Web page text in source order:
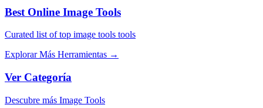
Best Online Image Tools
Curated list of top image tools tools
Explorar Más Herramientas →
Ver Categoría
Descubre más Image Tools